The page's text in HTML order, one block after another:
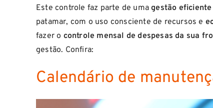
Este controle faz parte de umagestão eficiente
patamar, com o uso consciente de recursos e
fazer o controle mensal de despesas da sua
gestão. Confira:
Calendário de